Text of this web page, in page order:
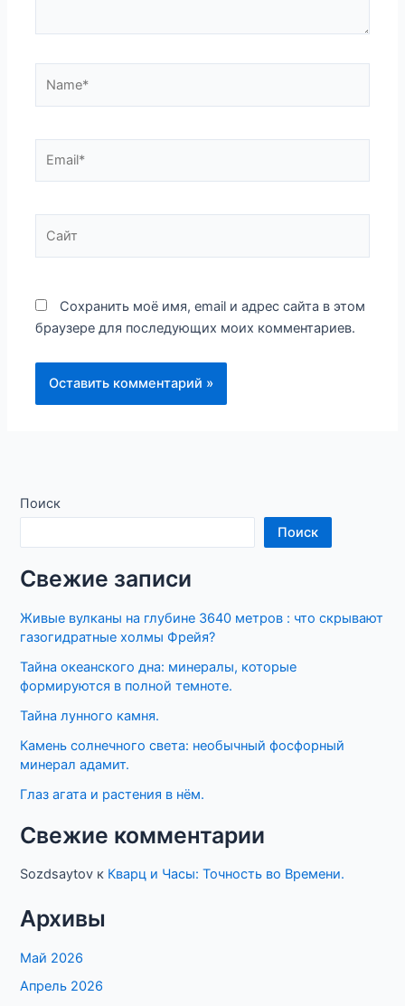
Сохранить моё имя, email и адрес сайта в этом
браузере для последующих моих комментариев.
Поиск
Поиск
Свежие записи
Живые вулканы на глубине 3640 метров : что скрывают
газогидратные холмы Фрейя?
Тайна океанского дна: минералы, которые
формируются в полной темноте.
Тайна лунного камня.
Камень солнечного света: необычный фосфорный
минерал адамит.
Глаз агата и растения в нём.
Свежие комментарии
Sozdsaytov к Кварц и Часы: Точность во Времени.
Архивы
Май 2026
Апрель 2026